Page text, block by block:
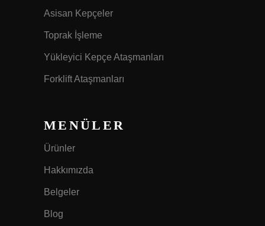
Asisan Kepçeler
Toprak İşleme
Yükleyici Kepçe Ataşmanları
Forklift Ataşmanları
MENÜLER
Ürünler
Hakkımızda
Belgeler
Blog